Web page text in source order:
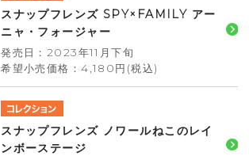
スナップフレンズ SPY×FAMILY アー
ニャ・フォージャー
発売日：2023年11月下旬
希望小売価格：4,180円(税込)
スナップフレンズ ノワールねこのレイ
ンボーステージ